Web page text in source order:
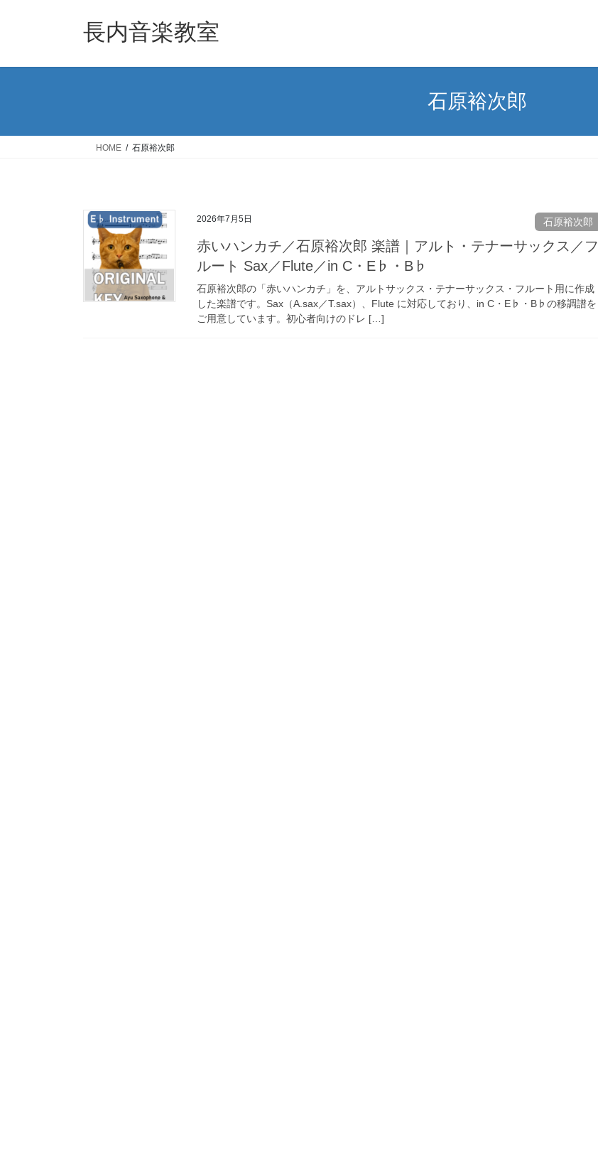
長内音楽教室
石原裕次郎
HOME 石原裕次郎
2026年7月5日 石原裕次郎
赤いハンカチ／石原裕次郎 楽譜｜アルト・テナーサックス／フ
ルート Sax／Flute／in C・E♭・B♭
石原裕次郎の「赤いハンカチ」を、アルトサックス・テナーサックス・フルート用に作成
した楽譜です。Sax（A.sax／T.sax）、Flute に対応しており、in C・E♭・B♭の移調譜を
ご用意しています。初心者向けのドレ […]